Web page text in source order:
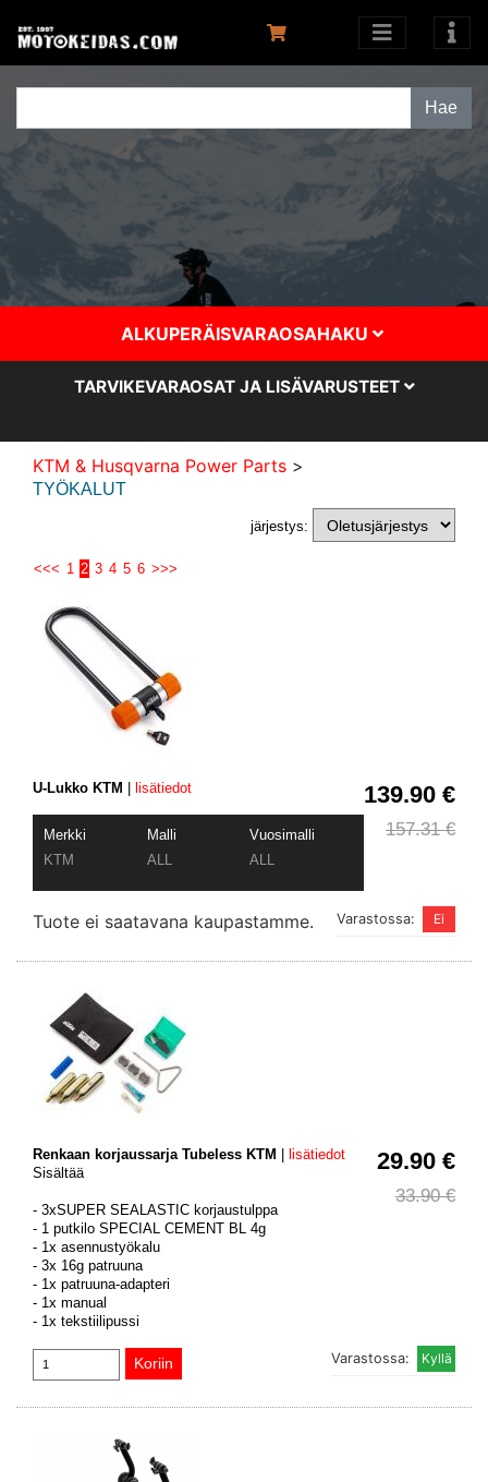
ALKUPERÄISVARAOSAHAKU
TARVIKEVARAOSAT JA LISÄVARUSTEET
KTM & Husqvarna Power Parts >
TYÖKALUT
järjestys:
<<< 1 2 3 4 5 6 >>>
139.90 €
157.31 €
U-Lukko KTM lisätiedot
Merkki Malli
Vuosimalli
KTM
ALL ALL
Varastossa:
Tuote ei saatavana kaupastamme.
29.90 €
33.90 €
Renkaan korjaussarja Tubeless KTM
lisätiedot
Sisältää
- 3xSUPER SEALASTIC korjaustulppa
- 1 putkilo SPECIAL CEMENT BL 4g
- 1x asennustyökalu
- 3x 16g patruuna
- 1x patruuna-adapteri
- 1x manual
- 1x tekstiilipussi
Varastossa: